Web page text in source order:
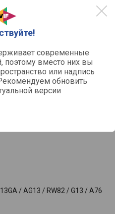
современные
вместо них вы
или надпись
обновить
версии
/ AG13 / RW82 / G13 / A76